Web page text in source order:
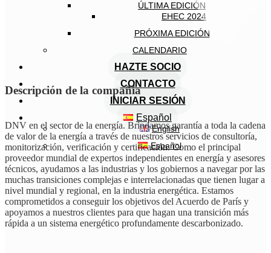
ÚLTIMA EDICIÓN
EHEC 2024
PRÓXIMA EDICIÓN
CALENDARIO
HAZTE SOCIO
CONTACTO
INICIAR SESIÓN
Español
English
Español
Descripción de la compañía
DNV en el sector de la energía. Brindamos garantía a toda la cadena
de valor de la energía a través de nuestros servicios de consultoría,
monitorización, verificación y certificación. Como el principal
proveedor mundial de expertos independientes en energía y asesores
técnicos, ayudamos a las industrias y los gobiernos a navegar por las
muchas transiciones complejas e interrelacionadas que tienen lugar a
nivel mundial y regional, en la industria energética. Estamos
comprometidos a conseguir los objetivos del Acuerdo de París y
apoyamos a nuestros clientes para que hagan una transición más
rápida a un sistema energético profundamente descarbonizado.